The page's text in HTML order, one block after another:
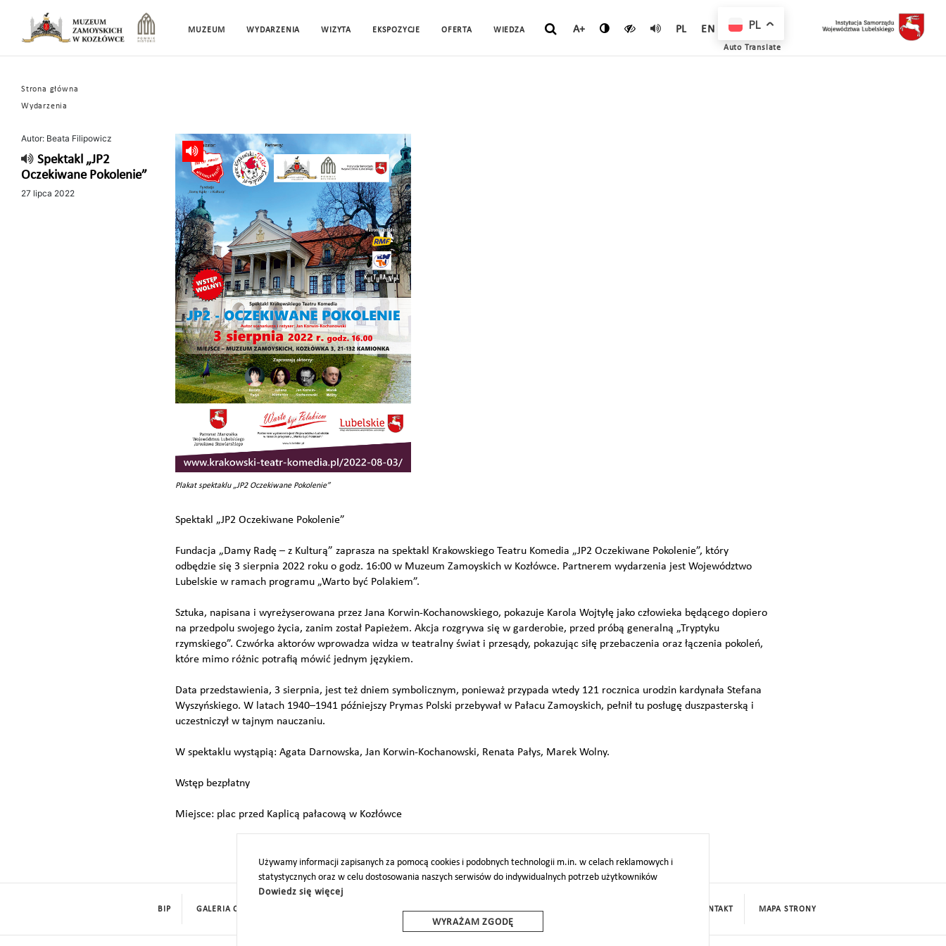
MUZEUM WYDARZENIA WIZYTA EKSPOZYCJE OFERTA WIEDZA A+ PL EN
Strona główna
Wydarzenia
Autor: Beata Filipowicz
Spektakl „JP2
Oczekiwane Pokolenie”
27 lipca 2022
Plakat spektaklu „JP2 Oczekiwane Pokolenie”
Spektakl „JP2 Oczekiwane Pokolenie”
Fundacja „Damy Radę – z Kulturą” zaprasza na spektakl Krakowskiego Teatru Komedia „JP2 Oczekiwane Pokolenie”, który
odbędzie się 3 sierpnia 2022 roku o godz. 16:00 w Muzeum Zamoyskich w Kozłówce. Partnerem wydarzenia jest Województwo
Lubelskie w ramach programu „Warto być Polakiem”.
Sztuka, napisana i wyreżyserowana przez Jana Korwin-Kochanowskiego, pokazuje Karola Wojtyłę jako człowieka będącego dopiero
na przedpolu swojego życia, zanim został Papieżem. Akcja rozgrywa się w garderobie, przed próbą generalną „Tryptyku
rzymskiego”. Czwórka aktorów wprowadza widza w teatralny świat i przesądy, pokazując siłę przebaczenia oraz łączenia pokoleń,
które mimo różnic potrafią mówić jednym językiem.
Data przedstawienia, 3 sierpnia, jest też dniem symbolicznym, ponieważ przypada wtedy 121 rocznica urodzin kardynała Stefana
Wyszyńskiego. W latach 1940–1941 późniejszy Prymas Polski przebywał w Pałacu Zamoyskich, pełnił tu posługę duszpasterską i
uczestniczył w tajnym nauczaniu.
W spektaklu wystąpią: Agata Darnowska, Jan Korwin-Kochanowski, Renata Pałys, Marek Wolny.
Wstęp bezpłatny
Miejsce: plac przed Kaplicą pałacową w Kozłówce
Używamy informacji zapisanych za pomocą cookies i podobnych technologii m.in. w celach reklamowych i
statystycznych oraz w celu dostosowania naszych serwisów do indywidualnych potrzeb użytkowników
Dowiedz się więcej
WYRAŻAM ZGODĘ
BIP GALERIA CYFROWA PROJEKTY UE DOTACJE KONTAKT MAPA STRONY
PL
Auto Translate